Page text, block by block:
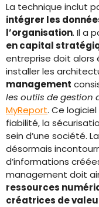
La technique inclut
intégrer les
l’organisation. Il a
en capital
entreprise doit
installer les
management
les outils de gestion
MyReport. Ce
fiabilité, la
sein d’une société.
désormais
d’informations
management doit
ressources
créatrices de